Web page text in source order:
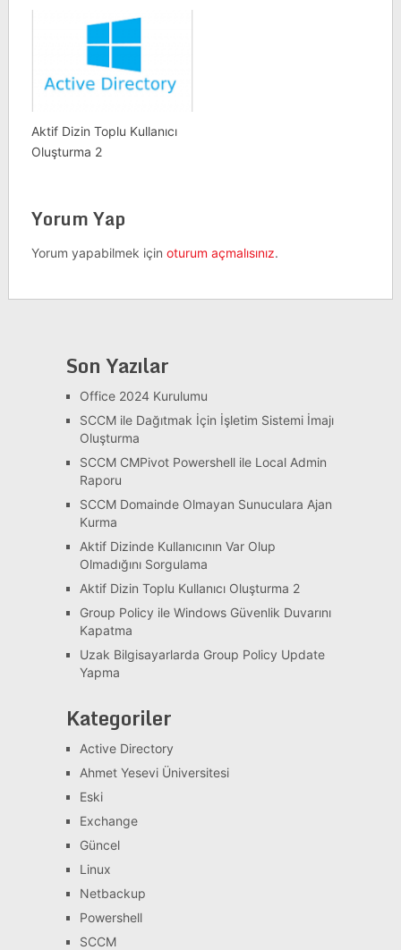
Aktif Dizin Toplu Kullanıcı
Oluşturma 2
Yorum Yap
Yorum yapabilmek için oturum açmalısınız.
Son Yazılar
Office 2024 Kurulumu
SCCM ile Dağıtmak İçin İşletim Sistemi İmajı
Oluşturma
SCCM CMPivot Powershell ile Local Admin
Raporu
SCCM Domainde Olmayan Sunuculara Ajan
Kurma
Aktif Dizinde Kullanıcının Var Olup
Olmadığını Sorgulama
Aktif Dizin Toplu Kullanıcı Oluşturma 2
Group Policy ile Windows Güvenlik Duvarını
Kapatma
Uzak Bilgisayarlarda Group Policy Update
Yapma
Kategoriler
Active Directory
Ahmet Yesevi Üniversitesi
Eski
Exchange
Güncel
Linux
Netbackup
Powershell
SCCM